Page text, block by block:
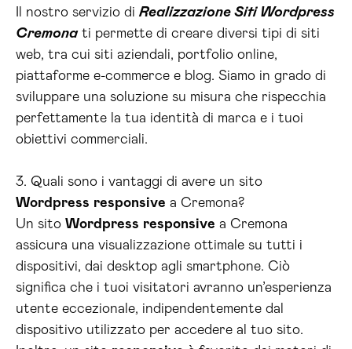
Il nostro servizio di Realizzazione Siti Wordpress
Cremonati permette di creare diversi tipi di siti
web, tra cui siti aziendali, portfolio online,
piattaforme e-commerce e blog. Siamo in grado di
sviluppare una soluzione su misura che rispecchia
perfettamente la tua identità di marca e i tuoi
obiettivi commerciali.
3. Quali sono i vantaggi di avere un sito
Wordpress responsive a Cremona?
Un sito Wordpress responsive a Cremona
assicura una visualizzazione ottimale su tutti i
dispositivi, dai desktop agli smartphone. Ciò
significa che i tuoi visitatori avranno un’esperienza
utente eccezionale, indipendentemente dal
dispositivo utilizzato per accedere al tuo sito.